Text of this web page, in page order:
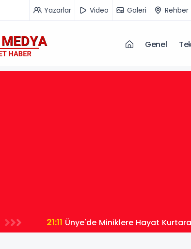
Yazarlar Video Galeri Rehber
Genel
21:11 Ünye'de Miniklere Hayat